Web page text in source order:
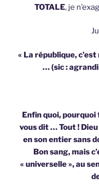
TOTALE, je
« La république,
… (sic :
Enfin quoi,
vous dit … Tout !
en son entier sans
Bon sang, mais
« universelle », au